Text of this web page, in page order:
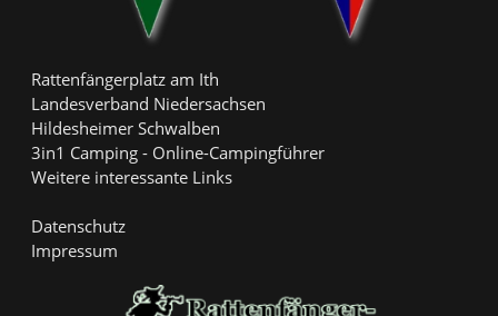
Rattenfängerplatz am Ith
Landesverband Niedersachsen
Hildesheimer Schwalben
3in1 Camping - Online-Campingführer
Weitere interessante Links
Datenschutz
Impressum